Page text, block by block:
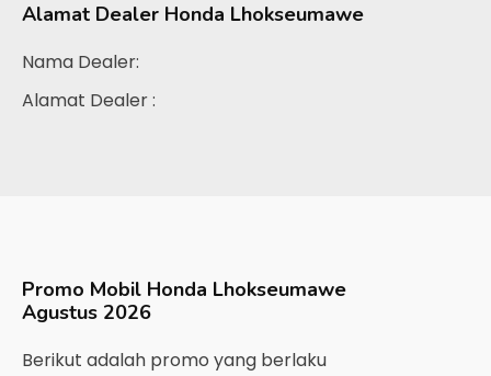
Alamat Dealer Honda Lhokseumawe
Nama Dealer:
Alamat Dealer :
Promo Mobil Honda Lhokseumawe
Agustus 2026
Berikut adalah promo yang berlaku